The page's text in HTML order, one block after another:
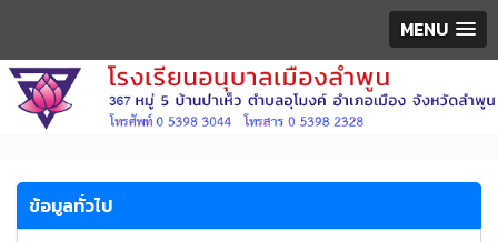
MENU
ข้อมูลทั่วไป